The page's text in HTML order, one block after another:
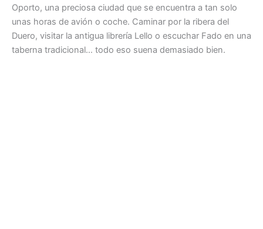
Oporto, una preciosa ciudad que se encuentra a tan solo
unas horas de avión o coche. Caminar por la ribera del
Duero, visitar la antigua librería Lello o escuchar Fado en una
taberna tradicional… todo eso suena demasiado bien.